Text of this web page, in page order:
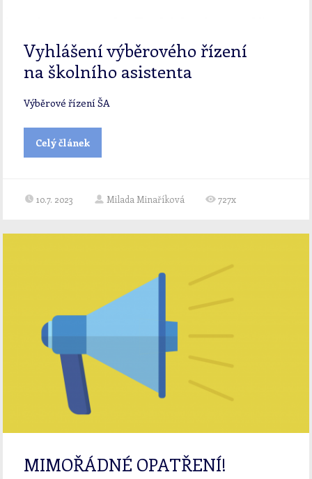
Vyhlášení výběrového řízení
na školního asistenta
Výběrové řízení ŠA
Celý článek
10.7. 2023 Milada Minaříková 727x
MIMOŘÁDNÉ OPATŘENÍ!